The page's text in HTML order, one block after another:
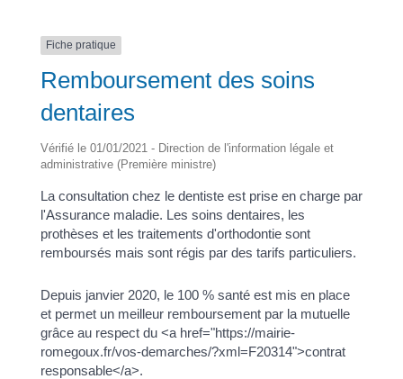
Fiche pratique
Remboursement des soins
dentaires
Vérifié le 01/01/2021 - Direction de l'information légale et
administrative (Première ministre)
La consultation chez le dentiste est prise en charge par
l'Assurance maladie. Les soins dentaires, les
prothèses et les traitements d'orthodontie sont
remboursés mais sont régis par des tarifs particuliers.
Depuis janvier 2020, le 100 % santé est mis en place
et permet un meilleur remboursement par la mutuelle
grâce au respect du <a href="https://mairie-
romegoux.fr/vos-demarches/?xml=F20314">contrat
responsable</a>.